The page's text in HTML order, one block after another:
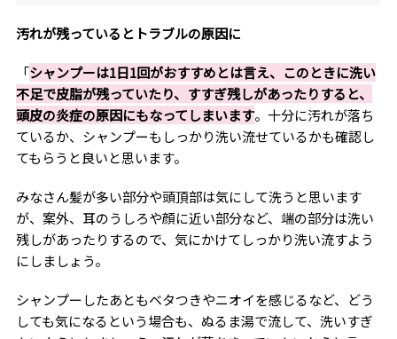
汚れが残っているとトラブルの原因に
「シャンプーは1日1回がおすすめとは言え、このときに洗い
不足で皮脂が残っていたり、すすぎ残しがあったりすると、
頭皮の炎症の原因にもなってしまいます。十分に汚れが落ち
ているか、シャンプーもしっかり洗い流せているかも確認し
てもらうと良いと思います。
みなさん髪が多い部分や頭頂部は気にして洗うと思います
が、案外、耳のうしろや顔に近い部分など、端の部分は洗い
残しがあったりするので、気にかけてしっかり洗い流すよう
にしましょう。
シャンプーしたあともベタつきやニオイを感じるなど、どう
しても気になるという場合も、ぬるま湯で流して、洗いすぎ